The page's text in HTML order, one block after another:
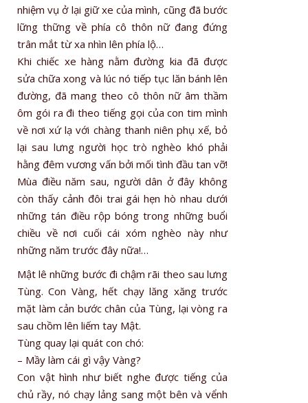
nhiệm vụ ở lại giữ xe của mình, cũng đã bước
lững thững về phía cô thôn nữ đang đứng
trân mắt từ xa nhìn lên phía lộ…
Khi chiếc xe hàng nằm đường kia đã được
sửa chữa xong và lúc nó tiếp tục lăn bánh lên
đường, đã mang theo cô thôn nữ âm thầm
ôm gói ra đi theo tiếng gọi của con tim mình
về nơi xứ lạ với chàng thanh niên phụ xế, bỏ
lại sau lưng người học trò nghèo khó phải
hằng đêm vương vấn bởi mối tình đầu tan vỡ!
Mùa điều năm sau, người dân ở đây không
còn thấy cảnh đôi trai gái hẹn hò nhau dưới
những tán điều rộp bóng trong những buổi
chiều về nơi cuối cái xóm nghèo này như
những năm trước đây nữa!…
Mật lê những bước đi chậm rãi theo sau lưng
Tùng. Con Vàng, hết chạy lăng xăng trước
mặt làm cản bước chân của Tùng, lại vòng ra
sau chồm lên liếm tay Mật.
Tùng quay lại quát con chó:
– Mầy làm cái gì vậy Vàng?
Con vật hình như biết nghe được tiếng của
chủ rầy, nó chạy lảng sang một bên và vểnh